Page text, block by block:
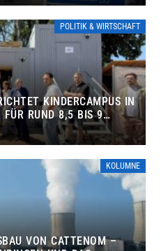
POLITIK & WIRTSCHAFT
KINDERCAMPUS IN
FÜR RUND 8,5 BIS 9
KOLUMNE
VON CATTENOM –